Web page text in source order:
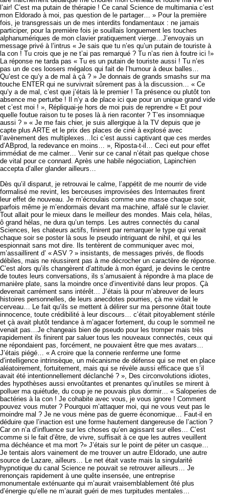
l’air! C’est ma putain de thérapie ! Ce canal Science de multimania c’est
mon Eldorado à moi, pas question de le partager… » Pour la première
fois, je transgressais un de mes interdits fondamentaux : ne jamais
participer, pour la première fois je souillais longuement les touches
alphanumériques de mon clavier pratiquement vierge…J’envoyais un
message privé à l’intrus « Je sais que tu n’es qu’un putain de touriste à
la con ! Tu crois que je ne t’ai pas remarqué ? Tu n’as rien à foutre ici !»
La réponse ne tarda pas « Tu es un putain de touriste aussi ! Tu n’es
pas un de ces loosers mégalos qui fait de l’humour à deux balles…
Qu’est ce qu’y a de mal à çà ? » Je donnais de grands smashs sur ma
touche ENTER qui ne survivrait sûrement pas à la discussion… « Ce
qu’y a de mal, c’est que j’étais là le premier ! Ta présence ou plutôt ton
absence me perturbe ! Il n’y a de place ici que pour un unique grand vide
et c’est moi ! », Répliquai-je hors de moi puis de reprendre « Et pour
quelle foutue raison tu te poses là à rien raconter ? T’es insomniaque
aussi ? » « Je me fais chier, je suis allergique à la TV depuis que je
capte plus ARTE et le prix des places de ciné à explosé avec
l’avènement des multiplexes…Ici c’est aussi captivant que ces merdes
d’ABprod, la redevance en moins… », Riposta-t-il… Ceci eut pour effet
immédiat de me calmer… Venir sur ce canal n’était pas quelque chose
de vital pour ce connard. Après une habile négociation, Lapinchien
accepta d’aller glander ailleurs…
Dès qu’il disparut, je retrouvai le calme, l’appétit de me nourrir de vide
formalisé me revint, les berceuses improvisées des Internautes firent
leur effet de nouveau. Je m’écroulais comme une masse chaque soir,
parfois même je m’endormais devant ma machine, affalé sur le clavier.
Tout allait pour le mieux dans le meilleur des mondes. Mais cela, hélas,
ô grand hélas, ne dura qu’un temps. Les autres connectés du canal
Sciences, les chateurs actifs, finirent par remarquer le type qui venait
chaque soir se poster là sous le pseudo intriguant de nihil, et qui les
espionnait sans mot dire. Ils tentèrent de communiquer avec moi,
m’assaillirent d’ « ASV ? » insistants, de messages privés, de floods
débiles, mais ne réussirent pas à me décrocher un caractère de réponse.
C’est alors qu’ils changèrent d’attitude à mon égard, je devins le centre
de toutes leurs conversations, ils s’amusaient à répondre à ma place de
manière plate, sans la moindre once d’inventivité dans leur propos. Çà
devenait carrément sans intérêt… J’étais là pour m’abreuver de leurs
histoires personnelles, de leurs anecdotes pourries, çà me vidait le
cerveau… Le fait qu’ils se mettent à délirer sur ma personne ôtait toute
innocence, toute crédibilité à leur discours… c’était pitoyablement stérile
et çà avait plutôt tendance à m’agacer fortement, du coup le sommeil ne
venait pas…Je changeais bien de pseudo pour les tromper mais très
rapidement ils finirent par saluer tous les nouveaux connectés, ceux qui
ne répondaient pas, forcément, ne pouvaient être que mes avatars…
J’étais piégé… « A croire que la connerie renferme une forme
d’intelligence intrinsèque, un mécanisme de défense qui se met en place
aléatoirement, fortuitement, mais qui se révèle aussi efficace que s’il
avait été intentionnellement déclanché ? », Des circonvolutions idiotes,
des hypothèses aussi envoûtantes et prenantes qu’inutiles se mirent à
polluer ma quiétude, du coup je ne pouvais plus dormir… « Saloperies de
bactéries à la con ! Je cohabite avec vous, je vous ignore ! Comment
pouvez vous muter ? Pourquoi m’attaquer moi, qui ne vous veut pas le
moindre mal ? Je ne vous mène pas de guerre économique… Faut-il en
déduire que l’inaction est une forme hautement dangereuse de l’action ?
Car on n’a d’influence sur les choses qu’en agissant sur elles… C’est
comme si le fait d’être, de vivre, suffisait à ce que les autres veuillent
ma déchéance et ma mort ?» J’étais sur le point de péter un casque…
Je tentais alors vainement de me trouver un autre Eldorado, une autre
source de Lazare, ailleurs… Le net était vaste mais la singularité
hypnotique du canal Science ne pouvait se retrouver ailleurs… Je
renonçais rapidement à une quête insensée, une entreprise
monumentale exténuante qui m’aurait vraisemblablement ôté plus
d’énergie qu’elle ne m’aurait guéri de mes turpitudes mentales…